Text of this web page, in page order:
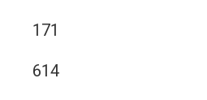
171
614